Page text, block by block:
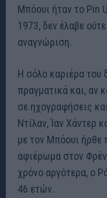
Μπόουι ήταν το Pin
1973, δεν έλαβε
αναγνώριση.
Η σόλο καριέρα του
πραγματικά και, αν
σε ηχογραφήσεις
Ντίλαν, Ίαν Χάντερ
με τον Μπόουι ήρθε
αφιέρωμα στον
χρόνο αργότερα, ο
46 ετών.